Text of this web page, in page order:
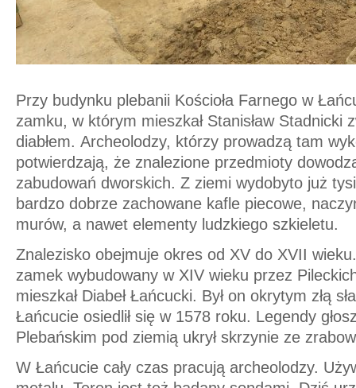
Przy budynku plebanii Kościoła Farnego w
zamku, w którym mieszkał Stanisław Stadnicki
diabłem. Archeolodzy, którzy prowadzą tam
potwierdzają, że znalezione przedmioty
zabudowań dworskich. Z ziemi wydobyto już
bardzo dobrze zachowane kafle piecowe,
murów, a nawet elementy ludzkiego szkieletu.
Znalezisko obejmuje okres od XV do XVII
zamek wybudowany w XIV wieku przez
mieszkał Diabeł Łańcucki. Był on okrytym złą
Łańcucie osiedlił się w 1578 roku. Legendy
Plebańskim pod ziemią ukrył skrzynie ze
W Łańcucie cały czas pracują archeolodzy.